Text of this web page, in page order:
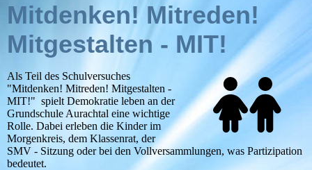
Mitdenken! Mitreden!
Mitgestalten - MIT!
Als Teil des Schulversuches
"Mitdenken! Mitreden! Mitgestalten -
MIT!" spielt Demokratie leben an der
Grundschule Aurachtal eine wichtige
Rolle. Dabei erleben die Kinder im
Morgenkreis, dem Klassenrat, der
SMV - Sitzung oder bei den Vollversammlungen, was Partizipation
bedeutet.